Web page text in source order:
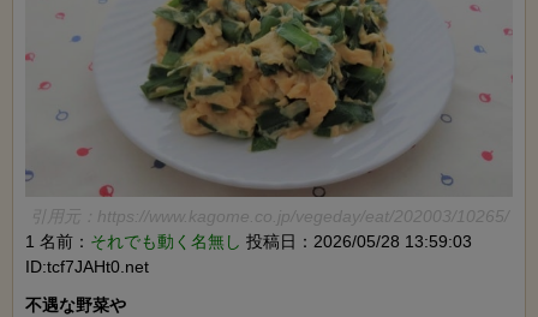
引用元：https://www.kagome.co.jp/vegeday/eat/202003/10265/
1 名前： それでも動く名無し 投稿日：2026/05/28 13:59:03
ID:tcf7JAHt0.net
不遇な野菜や